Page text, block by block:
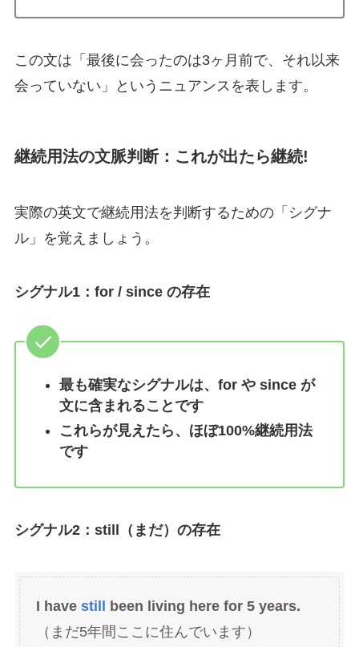
この文は「最後に会ったのは3ヶ月前で、それ以来
会っていない」というニュアンスを表します。
継続用法の文脈判断：これが出たら継続!
実際の英文で継続用法を判断するための「シグナ
ル」を覚えましょう。
シグナル1：for / since の存在
最も確実なシグナルは、for や since が
文に含まれることです
これらが見えたら、ほぼ100%継続用法
です
シグナル2：still（まだ）の存在
I have still been living here for 5 years.
（まだ5年間ここに住んでいます）